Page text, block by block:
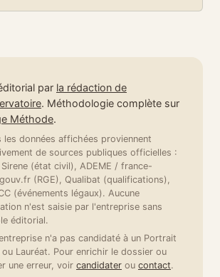
par la rédaction de
. Méthodologie complète sur
Méthode.
les données affichées proviennent
de sources publiques officielles :
Sirene (état civil), ADEME / france-
(RGE), Qualibat (qualifications),
(événements légaux). Aucune
n'est saisie par l'entreprise sans
éditorial.
n'a pas candidaté à un Portrait
ou Lauréat. Pour enrichir le dossier ou
une erreur, voir candidater ou contact.